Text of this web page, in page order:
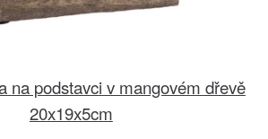
na podstavci v mangovém dřevě
20x19x5cm